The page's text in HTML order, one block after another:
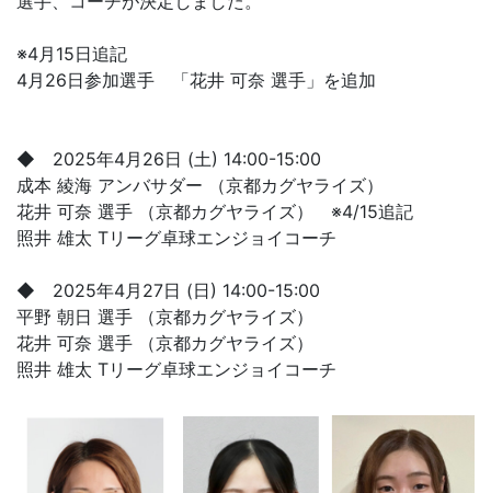
※4月15日追記
4月26日参加選手 「花井 可奈 選手」を追加
◆ 2025年4月26日 (土) 14:00-15:00
成本 綾海 アンバサダー （京都カグヤライズ）
花井 可奈 選手 （京都カグヤライズ） ※4/15追記
照井 雄太 Tリーグ卓球エンジョイコーチ
◆ 2025年4月27日 (日) 14:00-15:00
平野 朝日 選手 （京都カグヤライズ）
花井 可奈 選手 （京都カグヤライズ）
照井 雄太 Tリーグ卓球エンジョイコーチ